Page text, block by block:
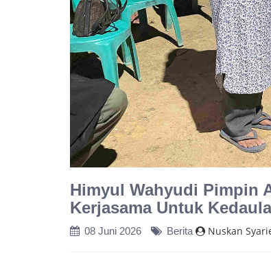
Himyul Wahyudi Pimpin
Kerjasama Untuk
08 Juni 2026 Berita Nuskan